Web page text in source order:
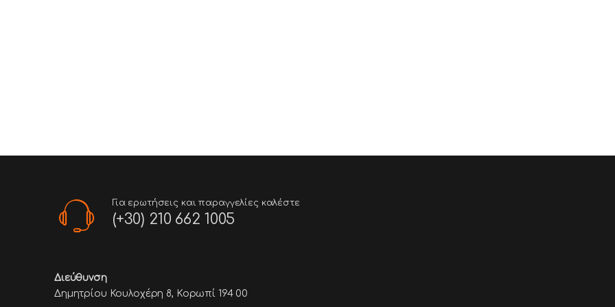
Για ερωτήσεις και παραγγελίες καλέστε
(+30) 210 662 1005
Διεύθυνση
Δημητρίου Κουλοχέρη 8, Κορωπί 194 00